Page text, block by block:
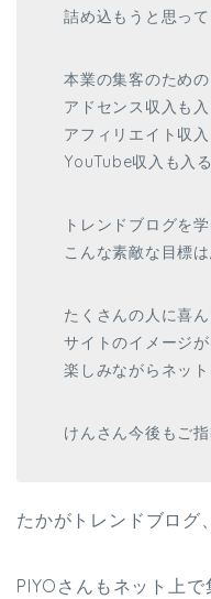
詰め込もうと思っ
本業の集客のため
アドセンス収入も入
アフィリエイト収入
YouTube収入も入
トレンドブログを
こんな素敵な目標
たくさんの人に喜
サイトのイメージ
楽しみながらネッ
けんさん今後もご
たかがトレンドブログ
PIYOさんもネット上